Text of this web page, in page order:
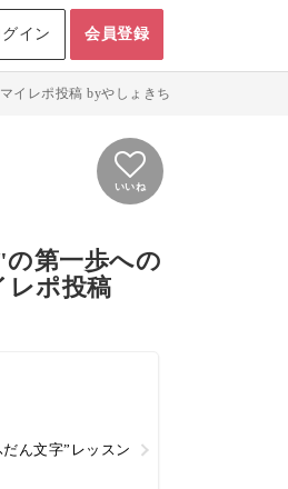
グイン 会員登録
イレポ投稿 byやしょきち
いいね
第一歩への
レポ投稿
ん文字”レッスン